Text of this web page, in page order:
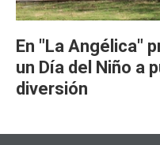
En "La Angélica"
un Día del Niño a
diversión